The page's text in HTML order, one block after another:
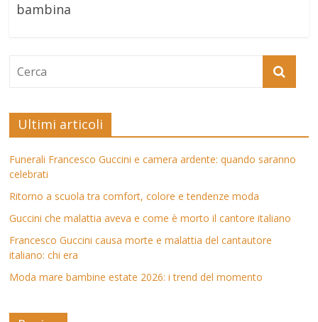
bambina
Ultimi articoli
Funerali Francesco Guccini e camera ardente: quando saranno
celebrati
Ritorno a scuola tra comfort, colore e tendenze moda
Guccini che malattia aveva e come è morto il cantore italiano
Francesco Guccini causa morte e malattia del cantautore
italiano: chi era
Moda mare bambine estate 2026: i trend del momento